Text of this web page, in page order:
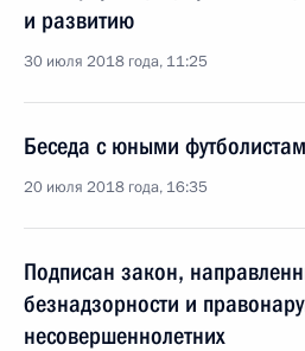
и развитию
30 июля 2018 года, 11:25
Беседа с юными
20 июля 2018 года, 16:35
Подписан закон,
безнадзорности и
несовершеннолетних